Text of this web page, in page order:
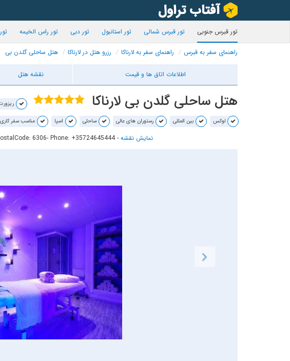
تور قبرس جنوبی تور قبرس شمالی تور استانبول تور دبی تور راس الخیمه
راهنمای سفر به قبرس راهنمای سفر به لارناکا رزرو هتل در لارناکا هتل ساحلی گلدن بی
اطلاعات اتاق ها و قیمت نقشه هتل
هتل ساحلی گلدن بی لارناکا
لوکس بین المللی رستوران های عالی ساحلی اسپا مناسب سفر کاری
6306- Phone: +35724645444- نمایش نقشه